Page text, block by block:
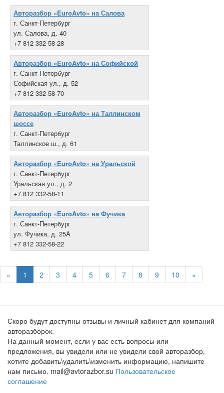
+7 812 332-58-30
Авторазбор «EuroAvto» на Салова
г. Санкт-Петербург
ул. Салова, д. 40
+7 812 332-58-28
Авторазбор «EuroAvto» на Софийской
г. Санкт-Петербург
Софийская ул., д. 52
+7 812 332-58-70
Авторазбор «EuroAvto» на Таллинском
шоссе
г. Санкт-Петербург
Таллинское ш., д. 61
+7 812 332-58-18
Авторазбор «EuroAvto» на Уральской
г. Санкт-Петербург
Уральская ул., д. 2
+7 812 332-58-11
Авторазбор «EuroAvto» на Фучика
г. Санкт-Петербург
ул. Фучика, д. 25A
+7 812 332-58-22
« 1 2 3 4 5 6 7 8 9 10 »
Скоро будут доступны отзывы и личный кабинет для компаний
авторазборок.
На данный момент, если у вас есть вопросы или
предложения, вы увидели или не увидели свой авторазбор,
хотите добавить\удалить\изменить информацию, напишите
нам письмо. mail@avtorazbor.su Пользовательское
соглашение